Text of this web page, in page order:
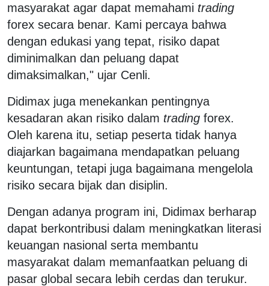
masyarakat agar dapat memahami trading
forex secara benar. Kami percaya bahwa
dengan edukasi yang tepat, risiko dapat
diminimalkan dan peluang dapat
dimaksimalkan," ujar Cenli.
Didimax juga menekankan pentingnya
kesadaran akan risiko dalam trading forex.
Oleh karena itu, setiap peserta tidak hanya
diajarkan bagaimana mendapatkan peluang
keuntungan, tetapi juga bagaimana mengelola
risiko secara bijak dan disiplin.
Dengan adanya program ini, Didimax berharap
dapat berkontribusi dalam meningkatkan literasi
keuangan nasional serta membantu
masyarakat dalam memanfaatkan peluang di
pasar global secara lebih cerdas dan terukur.